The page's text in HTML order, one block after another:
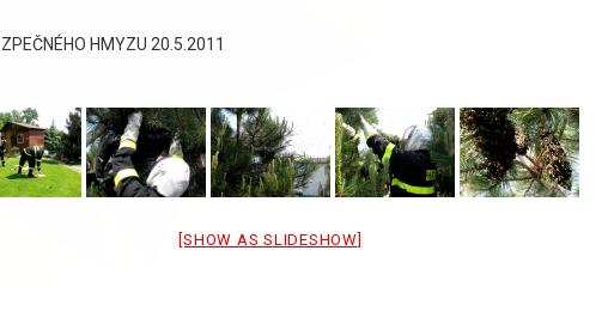
HMYZU 20.5.2011
[SHOW AS SLIDESHOW]